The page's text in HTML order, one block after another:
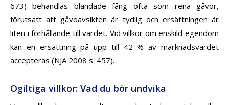
673) behandlas blandade fång ofta som rena gåvor,
förutsatt att gåvoavsikten är tydlig och ersättningen är
liten i förhållande till värdet. Vid villkor om enskild egendom
kan en ersättning på upp till 42 % av marknadsvärdet
accepteras (NJA 2008 s. 457).
Ogiltiga villkor: Vad du bör undvika